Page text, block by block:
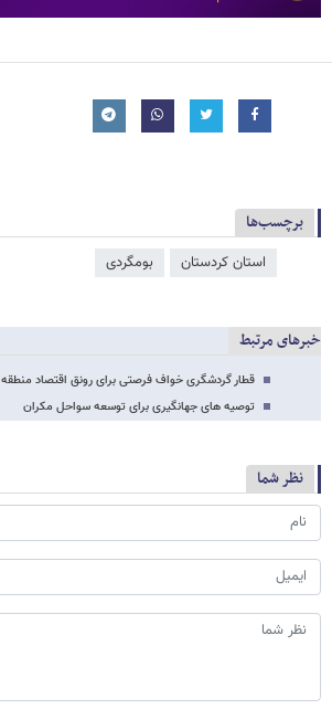
برچسب‌ها
استان کردستان بومگردی
خبرهای مرتبط
قطار گردشگری خواف فرصتی برای رونق اقتصاد منطقه
توصیه های جهانگیری برای توسعه سواحل مکران
نظر شما